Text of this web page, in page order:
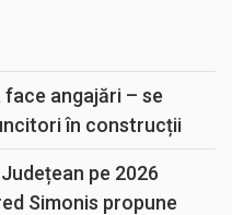
angajări – se
în construcții
pe 2026
Simonis propune